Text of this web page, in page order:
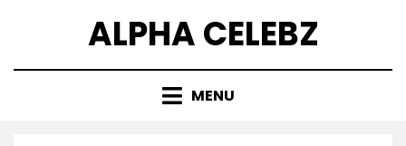
ALPHA CELEBZ
MENU